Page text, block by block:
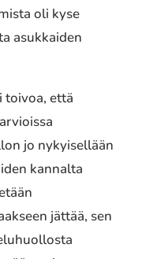
oli kyse
asukkaiden
toivoa, että
jo nykyisellään
kannalta
jättää, sen